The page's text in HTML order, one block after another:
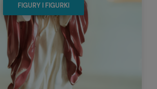
FIGURY I FIGURKI